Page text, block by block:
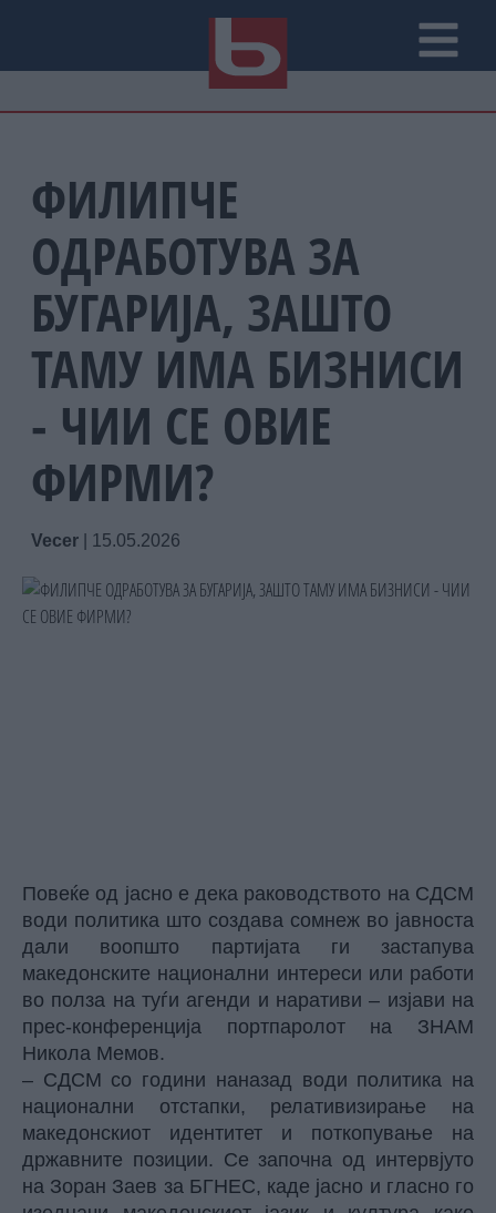
ФИЛИПЧЕ
ОДРАБОТУВА ЗА
БУГАРИЈА, ЗАШТО
ТАМУ ИМА БИЗНИСИ
- ЧИИ СЕ ОВИЕ
ФИРМИ?
Vecer 15.05.2026
Повеќе од јасно е дека раководството на СДСМ
води политика што создава сомнеж во јавноста
дали воопшто партијата ги застапува
македонските национални интереси или работи
во полза на туѓи агенди и наративи – изјави на
прес-конференција портпаролот на ЗНАМ
Никола Мемов.
– СДСМ со години наназад води политика на
национални отстапки, релативизирање на
македонскиот идентитет и поткопување на
државните позиции. Се започна од интервјуто
на Зоран Заев за БГНЕС, каде јасно и гласно го